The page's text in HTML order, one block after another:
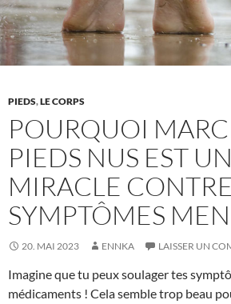
posture
PIEDS,LE CORPS
POURQUOI
PIEDS NUS EST
MIRACLE
SYMPTÔMES
20. MAI 2023 ENNKA LAISSER UN
Imagine que tu peux soulager tes
médicaments ! Cela semble trop beau